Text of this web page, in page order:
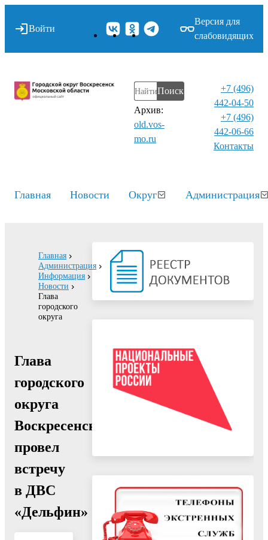
Войти
Версия для
слабовидящих
Поиск
Архив:
old.vos-
mo.ru
+7 (496)
442-04-50
+7 (496)
442-06-66
Контакты⁠
Главная Новости Округ Администрация
Главная
Администрация
Информация
Новости
Глава
городского
округа
Глава
городского
округа
Воскресенск
провел
встречу
в ДВС
«Дельфин»